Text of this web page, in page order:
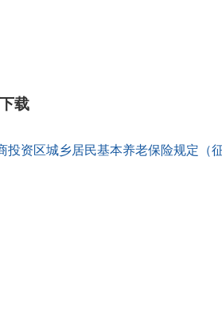
载
投资区城乡居民基本养老保险规定（